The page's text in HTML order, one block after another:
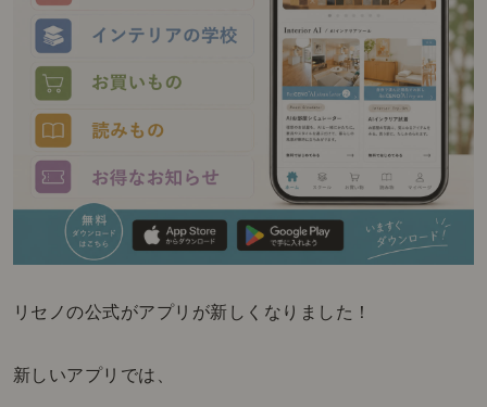
リセノの公式がアプリが新しくなりました！
新しいアプリでは、